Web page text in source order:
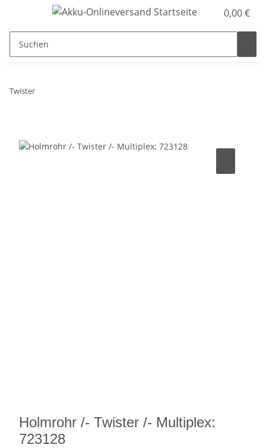
0,00 €
Twister
Holmrohr /- Twister /- Multiplex:
723128